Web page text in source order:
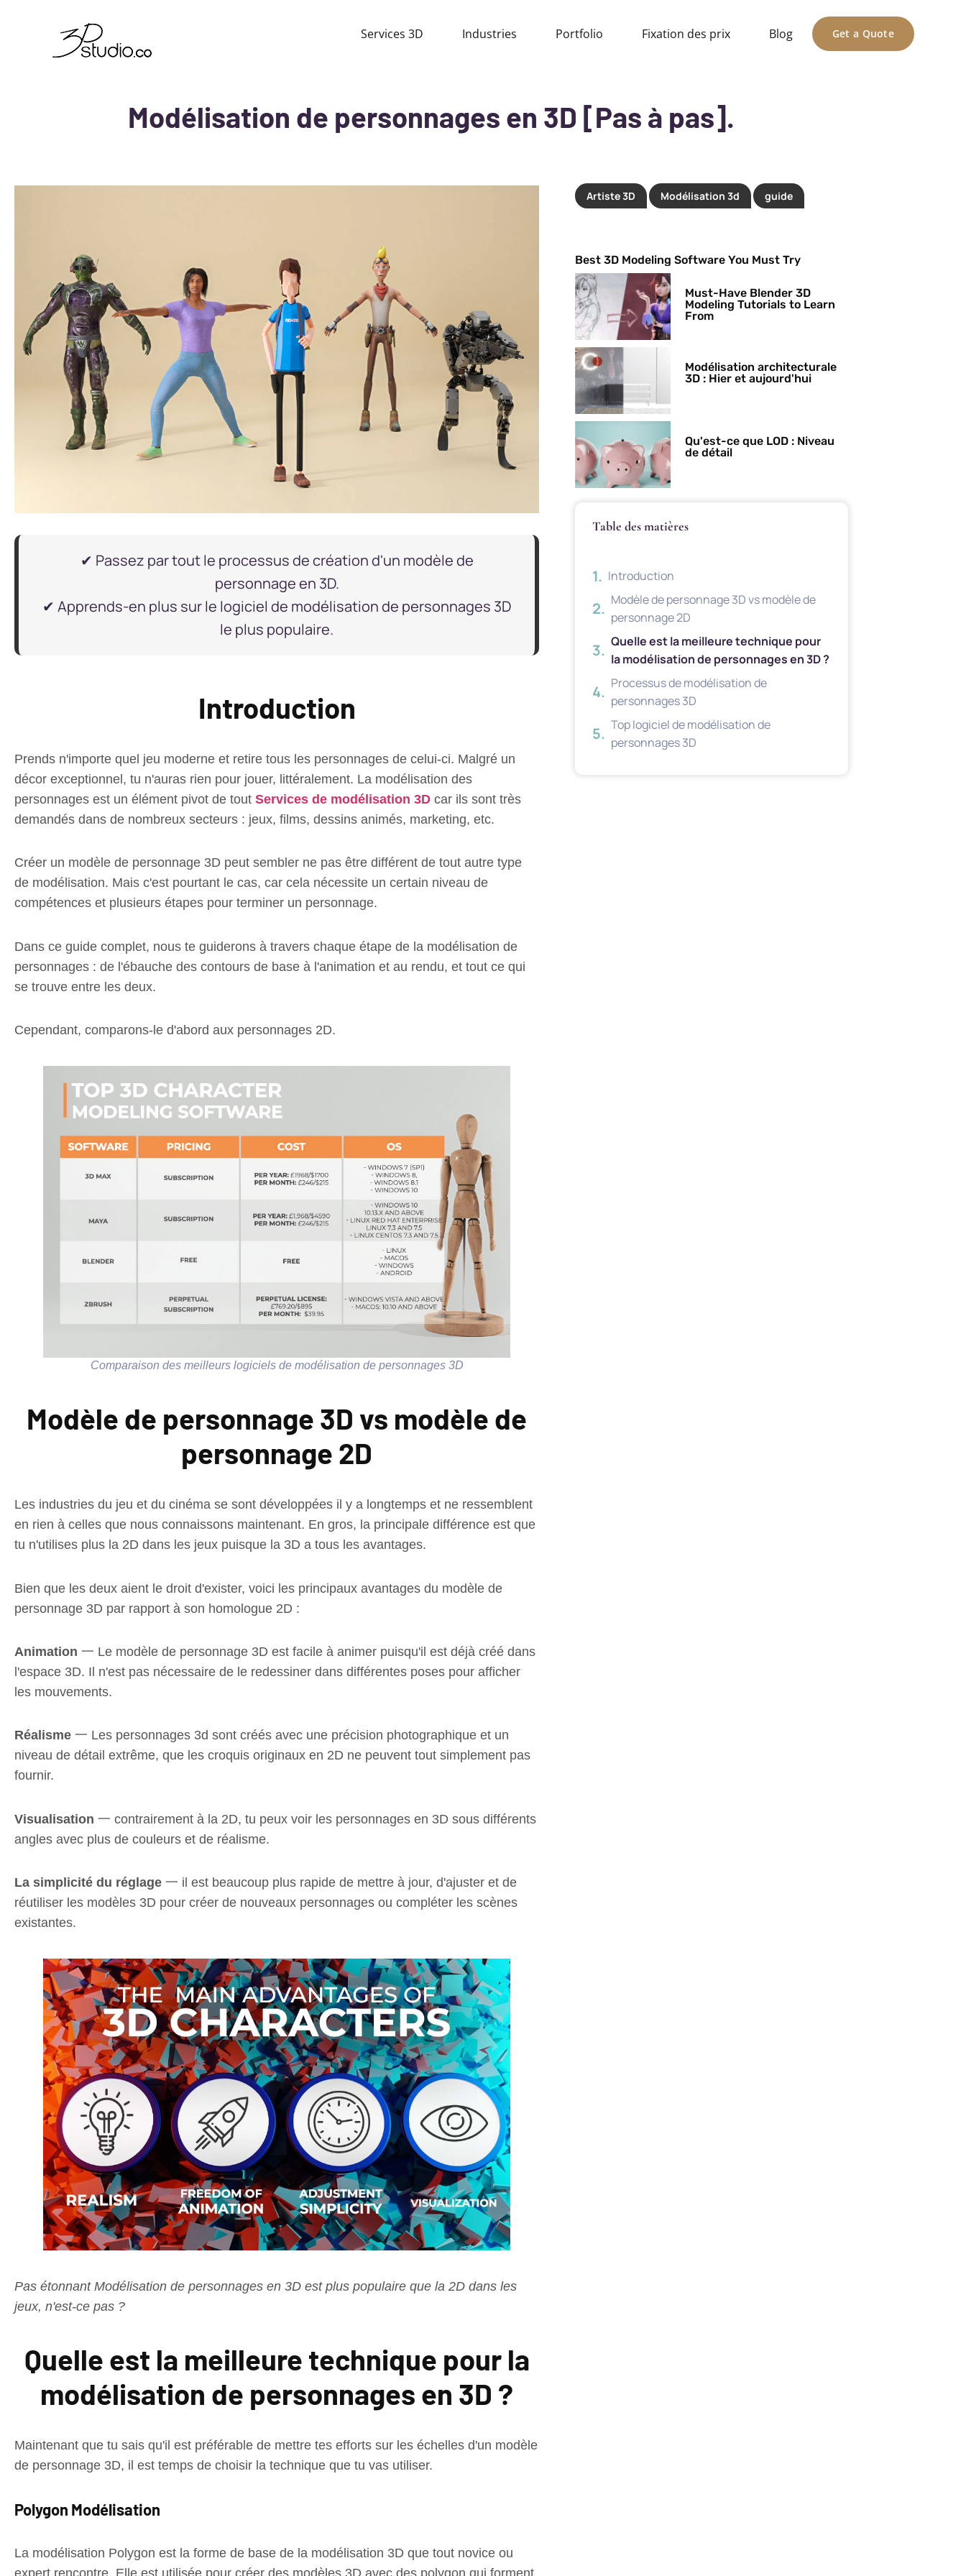
Services 3D Industries Portfolio Fixation des prix Blog Get a Quote
Modélisation de personnages en 3D [Pas à pas].
✔ Passez par tout le processus de création d'un modèle de
personnage en 3D.
✔ Apprends-en plus sur le logiciel de modélisation de personnages 3D
le plus populaire.
Introduction
Prends n'importe quel jeu moderne et retire tous les personnages de celui-ci. Malgré un
décor exceptionnel, tu n'auras rien pour jouer, littéralement. La modélisation des
personnages est un élément pivot de tout Services de modélisation 3D car ils sont très
demandés dans de nombreux secteurs : jeux, films, dessins animés, marketing, etc.
Créer un modèle de personnage 3D peut sembler ne pas être différent de tout autre type
de modélisation. Mais c'est pourtant le cas, car cela nécessite un certain niveau de
compétences et plusieurs étapes pour terminer un personnage.
Dans ce guide complet, nous te guiderons à travers chaque étape de la modélisation de
personnages : de l'ébauche des contours de base à l'animation et au rendu, et tout ce qui
se trouve entre les deux.
Cependant, comparons-le d'abord aux personnages 2D.
Comparaison des meilleurs logiciels de modélisation de personnages 3D
Modèle de personnage 3D vs modèle de
personnage 2D
Les industries du jeu et du cinéma se sont développées il y a longtemps et ne ressemblent
en rien à celles que nous connaissons maintenant. En gros, la principale différence est que
tu n'utilises plus la 2D dans les jeux puisque la 3D a tous les avantages.
Bien que les deux aient le droit d'exister, voici les principaux avantages du modèle de
personnage 3D par rapport à son homologue 2D :
Animation 一 Le modèle de personnage 3D est facile à animer puisqu'il est déjà créé dans
l'espace 3D. Il n'est pas nécessaire de le redessiner dans différentes poses pour afficher
les mouvements.
Réalisme 一 Les personnages 3d sont créés avec une précision photographique et un
niveau de détail extrême, que les croquis originaux en 2D ne peuvent tout simplement pas
fournir.
Visualisation 一 contrairement à la 2D, tu peux voir les personnages en 3D sous différents
angles avec plus de couleurs et de réalisme.
La simplicité du réglage 一 il est beaucoup plus rapide de mettre à jour, d'ajuster et de
réutiliser les modèles 3D pour créer de nouveaux personnages ou compléter les scènes
existantes.
Pas étonnant Modélisation de personnages en 3D est plus populaire que la 2D dans les
jeux, n'est-ce pas ?
Quelle est la meilleure technique pour la
modélisation de personnages en 3D ?
Maintenant que tu sais qu'il est préférable de mettre tes efforts sur les échelles d'un modèle
de personnage 3D, il est temps de choisir la technique que tu vas utiliser.
Polygon Modélisation
La modélisation Polygon est la forme de base de la modélisation 3D que tout novice ou
Artiste 3D Modélisation 3d guide
Best 3D Modeling Software You Must Try
Must-Have Blender 3D
Modeling Tutorials to Learn
From
Modélisation architecturale
3D : Hier et aujourd'hui
Qu'est-ce que LOD : Niveau
de détail
Table des matières
Introduction
Modèle de personnage 3D vs modèle de
personnage 2D
Quelle est la meilleure technique pour
la modélisation de personnages en 3D ?
Processus de modélisation de
personnages 3D
Top logiciel de modélisation de
personnages 3D